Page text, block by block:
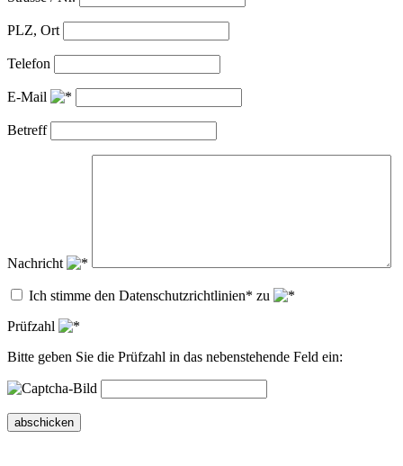
PLZ, Ort
Telefon
E-Mail
Betreff
Nachricht
Ich stimme den Datenschutzrichtlinien* zu
Prüfzahl
Bitte geben Sie die Prüfzahl in das nebenstehende Feld ein:
abschicken